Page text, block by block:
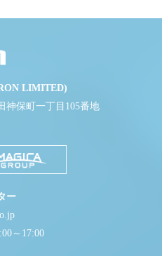
LIMITED)
神保町一丁目105番地
ー
～17:00